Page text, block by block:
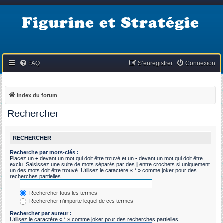
Figurine et Stratégie
FAQ Connexion
S’enregistrer
Index du forum
Rechercher
RECHERCHER
Recherche par mots-clés :
Placez un + devant un mot qui doit être trouvé et un - devant un mot qui doit être
exclu. Saisissez une suite de mots séparés par des | entre crochets si uniquement
un des mots doit être trouvé. Utilisez le caractère « * » comme joker pour des
recherches partielles.
Rechercher tous les termes
Rechercher n’importe lequel de ces termes
Rechercher par auteur :
Utilisez le caractère « * » comme joker pour des recherches partielles.